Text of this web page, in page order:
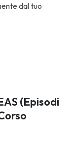
dal tuo
(Episodi